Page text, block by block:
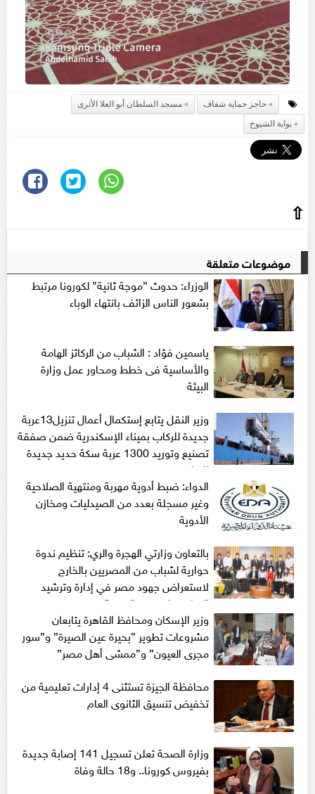
حاجز حماية شفاف
مسجد السلطان أبو العلا الأثرى
بوابة الشيوخ
⇧
موضوعات متعلقة
الوزراء: حدوث ”موجة ثانية” لكورونا مرتبط
بشعور الناس الزائف بانتهاء الوباء
ياسمين فؤاد : الشباب من الركائز الهامة
والأساسية فى خطط ومحاور عمل وزارة
البيئة
وزير النقل يتابع إستكمال أعمال تنزيل13عربة
جديدة للركاب بميناء الإسكندرية ضمن صفقة
تصنيع وتوريد 1300 عربة سكة حديد جديدة
للركاب
الدواء: ضبط أدوية مهربة ومنتهية الصلاحية
وغير مسجلة بعدد من الصيدليات ومخازن
الأدوية
بالتعاون وزارتي الهجرة والري: تنظيم ندوة
حوارية لشباب من المصريين بالخارج
لاستعراض جهود مصر في إدارة وترشيد
المياه وملف سد النهضة
وزير الإسكان ومحافظ القاهرة يتابعان
مشروعات تطوير ”بحيرة عين الصيرة” و”سور
مجرى العيون” و”ممشى أهل مصر”
محافظة الجيزة تستثنى 4 إدارات تعليمية من
تخفيض تنسيق الثانوى العام
وزارة الصحة تعلن تسجيل 141 إصابة جديدة
بفيروس كورونا.. و18 حالة وفاة